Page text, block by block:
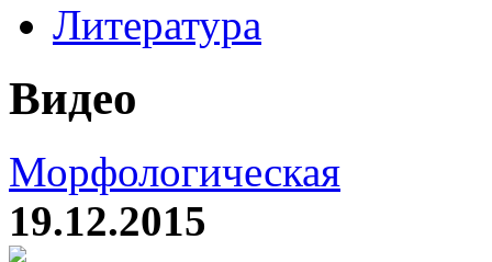
Литература
Видео
Морфологическая
19.12.2015